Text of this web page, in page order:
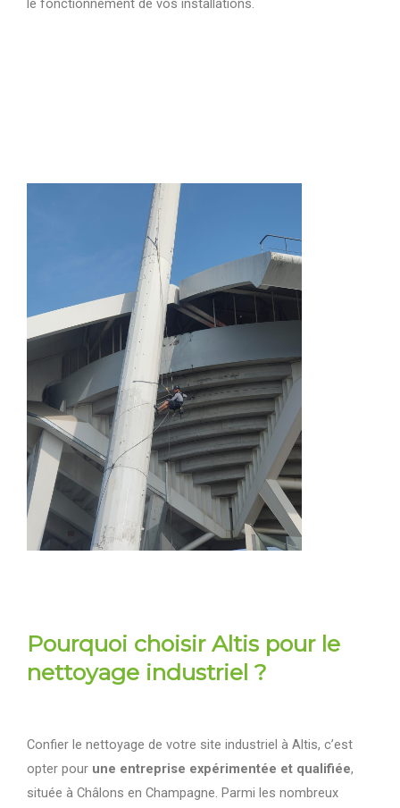
le fonctionnement de vos installations.
Pourquoi choisir Altis pour le
nettoyage industriel ?
Confier le nettoyage de votre site industriel à Altis, c’est
opter pour une entreprise expérimentée et qualifiée,
située à Châlons en Champagne. Parmi les nombreux